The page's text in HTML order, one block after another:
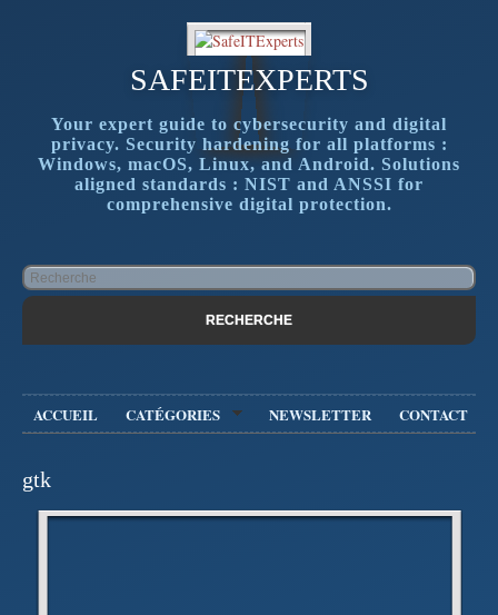
SAFEITEXPERTS
Your expert guide to cybersecurity and digital
privacy. Security hardening for all platforms :
Windows, macOS, Linux, and Android. Solutions
aligned standards : NIST and ANSSI for
comprehensive digital protection.
ACCUEIL CATÉGORIES NEWSLETTER CONTACT
gtk